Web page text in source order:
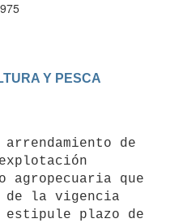
Y PESCA
de
que
la vigencia
estipule plazo de